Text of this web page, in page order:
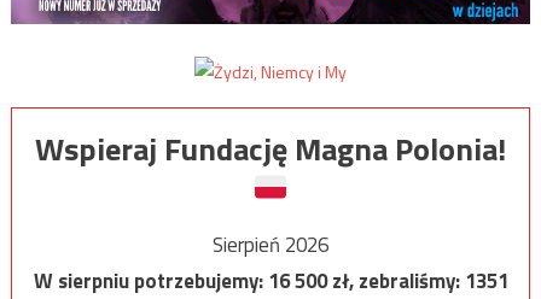
Wspieraj Fundację Magna Polonia!
Sierpień 2026
W sierpniu potrzebujemy:16 500zł, zebraliśmy:1351